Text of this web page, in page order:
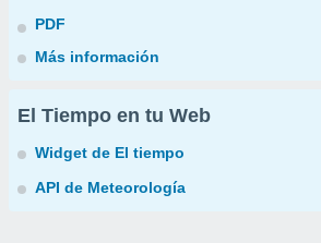
PDF
Más información
El Tiempo en tu Web
Widget de El tiempo
API de Meteorología